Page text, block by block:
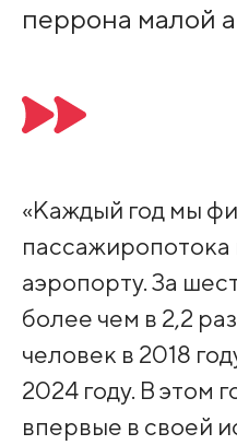
перрона малой
«Каждый год мы
аэропорту. За
более чем в 2,2
человек в 2018
2024 году. В этом
впервые в своей